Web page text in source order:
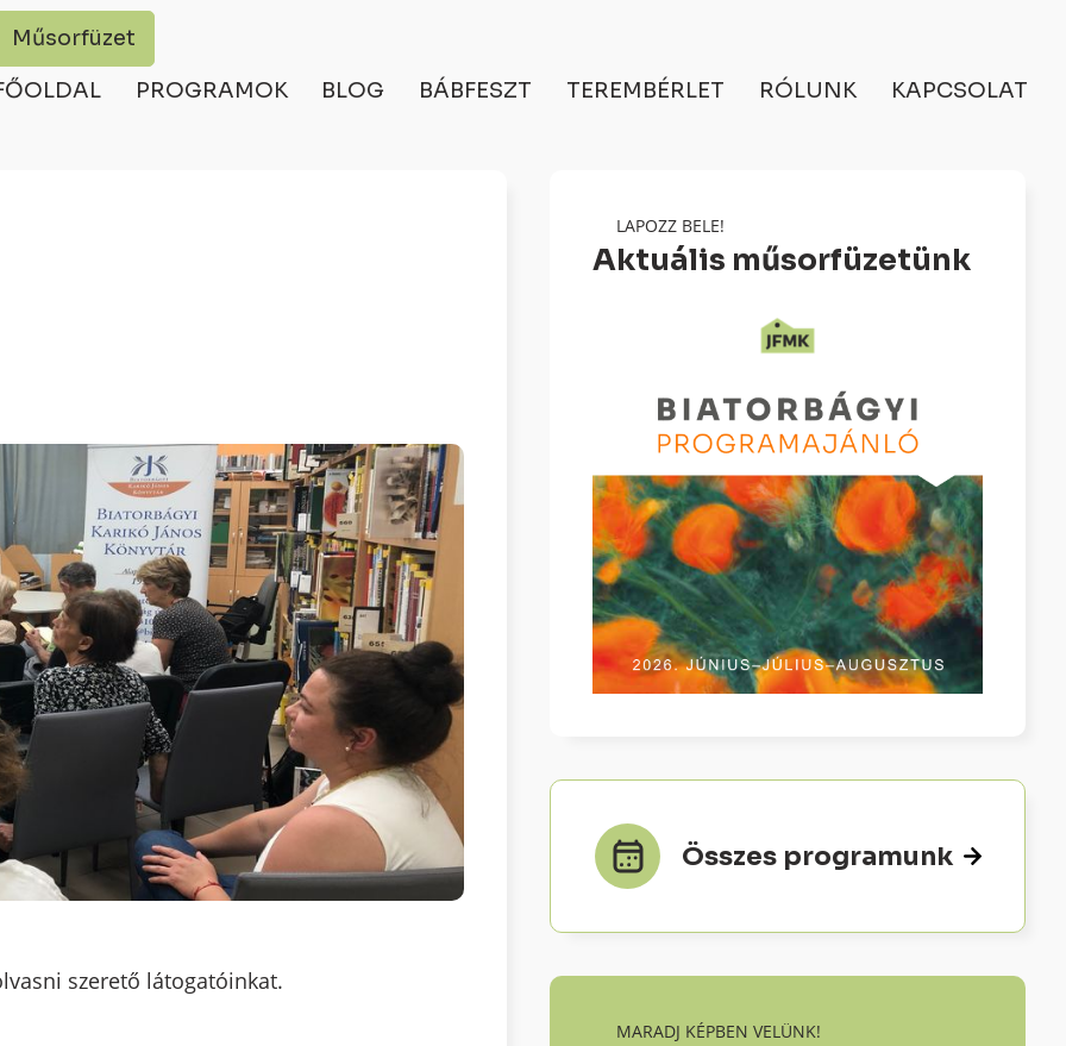
Műsorfüzet
PROGRAMOK BLOG BÁBFESZT TEREMBÉRLET RÓLUNK KAPCSOLAT
szerető látogatóinkat.
LAPOZZ BELE!
Aktuális műsorfüzetünk
Összes programunk
MARADJ KÉPBEN VELÜNK!